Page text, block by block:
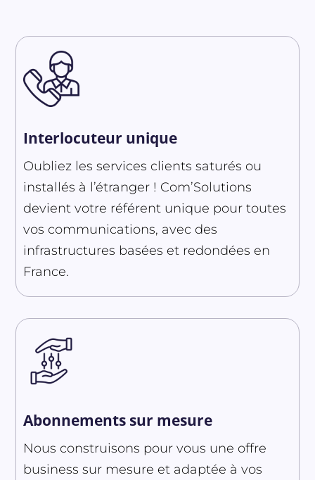
Interlocuteur unique
Oubliez les services clients saturés ou
installés à l’étranger ! Com’Solutions
devient votre référent unique pour toutes
vos communications, avec des
infrastructures basées et redondées en
France.
Abonnements sur mesure
Nous construisons pour vous une offre
business sur mesure et adaptée à vos